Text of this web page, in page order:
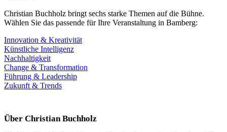
Christian Buchholz bringt sechs starke Themen auf die Bühne.
Wählen Sie das passende für Ihre Veranstaltung in Bamberg:
Innovation & Kreativität
Künstliche Intelligenz
Nachhaltigkeit
Change & Transformation
Führung & Leadership
Zukunft & Trends
Über Christian Buchholz